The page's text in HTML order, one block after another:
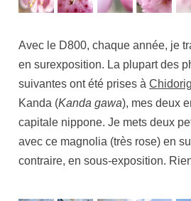
Avec le D800, chaque année, je
en surexposition. La plupart des
suivantes ont été prises à
Kanda (Kanda gawa), mes deux
capitale nippone. Je mets deux
avec ce magnolia (très rose) en
contraire, en sous-exposition.